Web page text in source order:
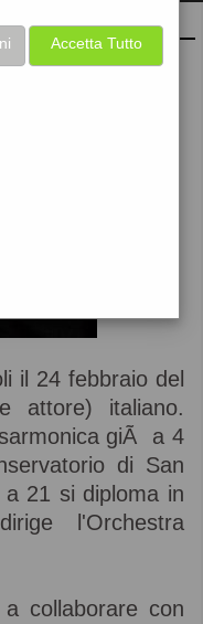
il 24 febbraio del
attore) italiano.
giÃ a 4
di San
21 si diploma in
l'Orchestra
collaborare con
Accetta Tutto